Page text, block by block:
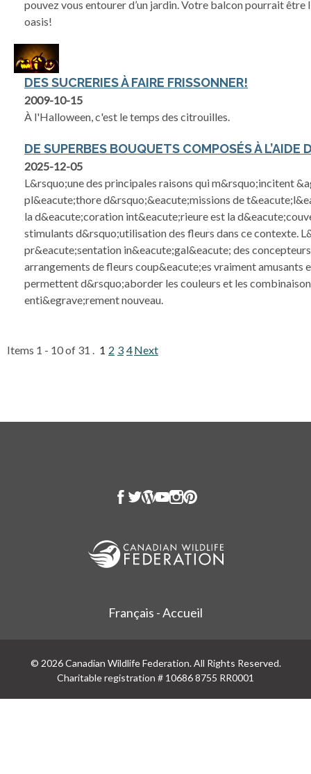
pouvez vous entourer d’un jardin. Votre balcon pourrait être
oasis!
DES SUCRERIES À FAIRE FRISSONNER!
2009-10-15
À l'Halloween, c'est le temps des citrouilles.
DE SUPERBES BOUQUETS COMPOSÉS À L’AIDE
2025-12-05
L&rsquo;une des principales raisons qui m&rsquo;incitent
pl&eacute;thore d&rsquo;&eacute;missions de
la d&eacute;coration int&eacute;rieure est la
stimulants d&rsquo;utilisation des fleurs dans ce contexte.
pr&eacute;sentation in&eacute;gal&eacute; des
arrangements de fleurs coup&eacute;es vraiment amusants
permettent d&rsquo;aborder les couleurs et les
enti&egrave;rement nouveau.
Items 1 - 10 of 31 . 1 2 3 4Next
Français - Accueil
© 2026 Canadian Wildlife Federation. All Rights Reserved.
Charitable registration # 10686 8755 RR0001